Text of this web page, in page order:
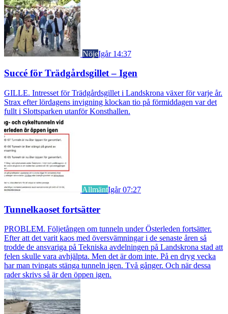
NöjeIgår 14:37
Succé för Trädgårdsgillet – Igen
GILLE. Intresset för Trädgårdsgillet i Landskrona växer för varje år.
Strax efter lördagens invigning klockan tio på förmiddagen var det
fullt i Slottsparken utanför Konsthallen.
AllmäntIgår 07:27
Tunnelkaoset fortsätter
PROBLEM. Följetången om tunneln under Österleden fortsätter.
Efter att det varit kaos med översvämningar i de senaste åren så
trodde de ansvariga på Tekniska avdelningen på Landskrona stad att
felen skulle vara avhjälpta. Men det är dom inte. På en dryg vecka
har man tvingats stänga tunneln igen. Två gånger. Och när dessa
rader skrivs så är den öppen igen.